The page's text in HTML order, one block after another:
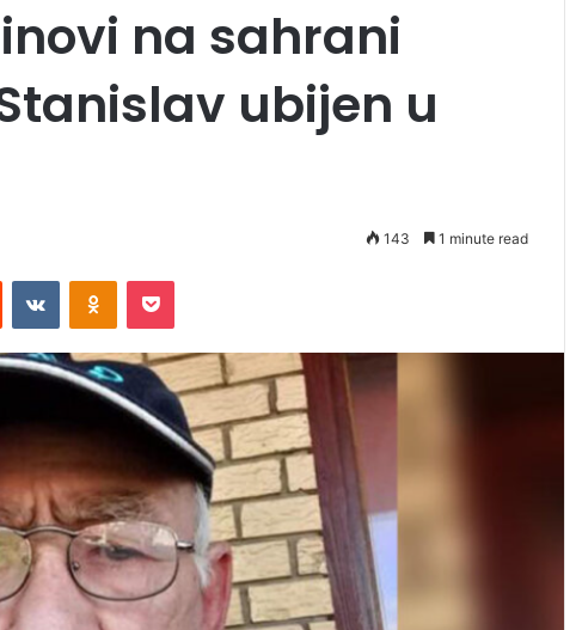
na sahrani
ubijen u
143 1 minute read
Reddit VKontakteOdnoklassniki
Pocket